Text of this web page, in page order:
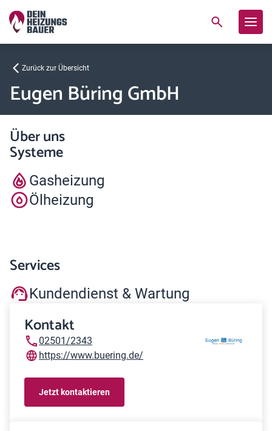
Zurück zur Übersicht
Eugen Büring GmbH
Über uns
Systeme
Gasheizung
Ölheizung
Services
Kundendienst & Wartung
Kontakt
02501/2343
https://www.buering.de/
Jetzt kontaktieren